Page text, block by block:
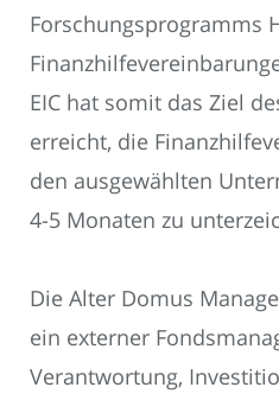
Forschungsprogramms
EIC hat somit das Ziel
erreicht, die
den ausgewählten
4-5 Monaten zu
Die Alter Domus
ein externer
Verantwortung,